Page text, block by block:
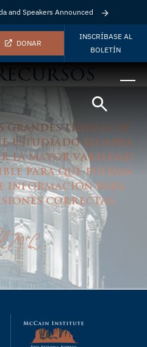
and Speakers Announced
DONAR
INSCRÍBASE AL
BOLETÍN
grandes líderes de
estudiado siempre
la mayor variedad
para que puedan
información para
correctas.